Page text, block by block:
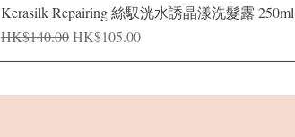
Kerasilk Repairing 絲馭洸水誘晶漾洗髮露 250ml
一般價格
HK$140.00促銷價格
HK$105.00